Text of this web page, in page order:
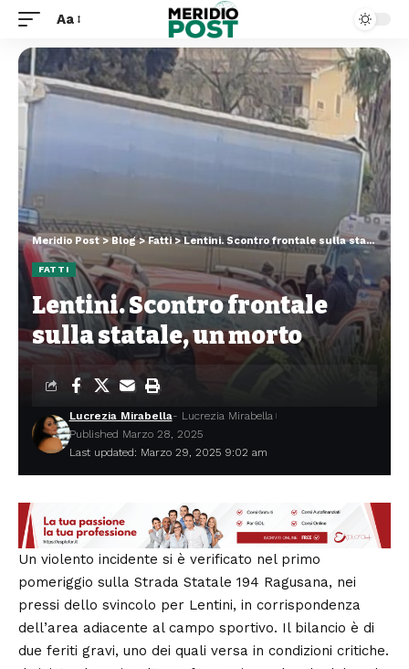
Aa
Meridio Post>Blog>Fatti>Lentini. Scontro frontale sulla statale, un morto
FATTI
Lentini. Scontro frontale
sulla statale, un morto
Last updated: Marzo 29, 2025 9:02 am
Lucrezia Mirabella- Lucrezia Mirabella
Published Marzo 28, 2025
Un violento incidente si è verificato nel primo
pomeriggio sulla Strada Statale 194 Ragusana, nei
pressi dello svincolo per Lentini, in corrispondenza
dell’area adiacente al campo sportivo. Il bilancio è di
due feriti gravi, uno dei quali versa in condizioni critiche.